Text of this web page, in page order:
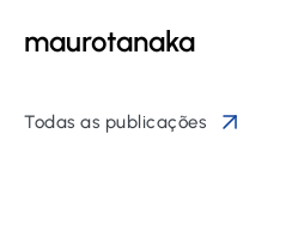
maurotanaka
Todas as publicações